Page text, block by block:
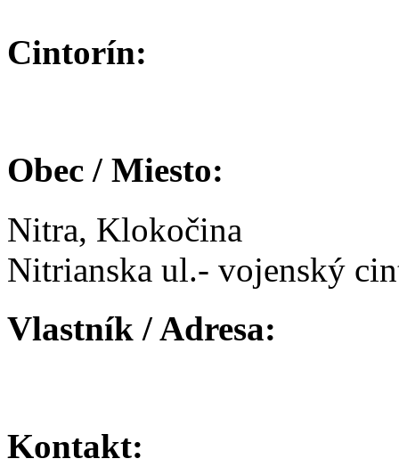
Cintorín:
Obec / Miesto:
Nitra, Klokočina
Nitrianska ul.- vojenský
Vlastník / Adresa:
Kontakt: